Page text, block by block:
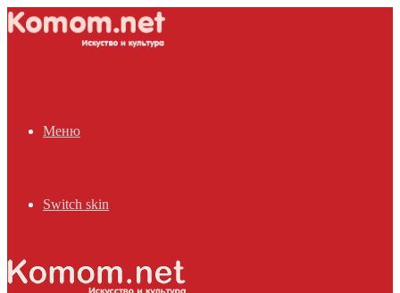
Меню
Switch skin